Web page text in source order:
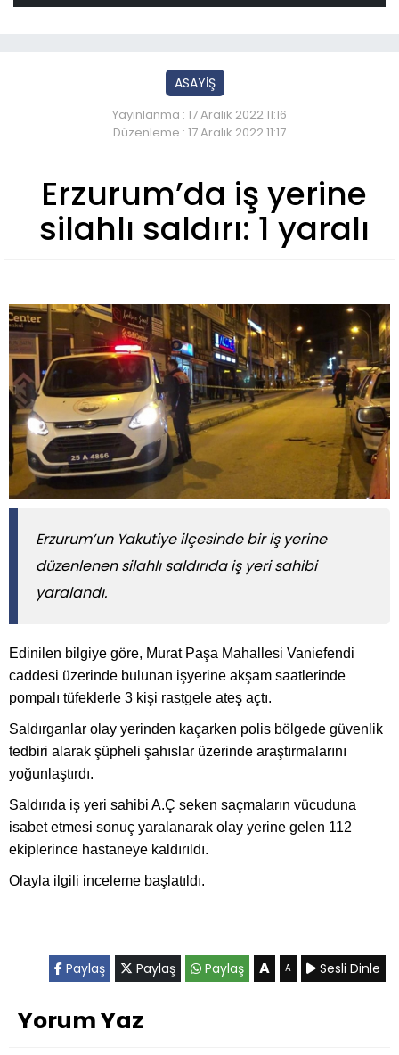
ASAYİŞ
Yayınlanma : 17 Aralık 2022 11:16
Düzenleme : 17 Aralık 2022 11:17
Erzurum’da iş yerine
silahlı saldırı: 1 yaralı
Erzurum’un Yakutiye ilçesinde bir iş yerine
düzenlenen silahlı saldırıda iş yeri sahibi
yaralandı.
Edinilen bilgiye göre, Murat Paşa Mahallesi Vaniefendi
caddesi üzerinde bulunan işyerine akşam saatlerinde
pompalı tüfeklerle 3 kişi rastgele ateş açtı.
Saldırganlar olay yerinden kaçarken polis bölgede güvenlik
tedbiri alarak şüpheli şahıslar üzerinde araştırmalarını
yoğunlaştırdı.
Saldırıda iş yeri sahibi A.Ç seken saçmaların vücuduna
isabet etmesi sonuç yaralanarak olay yerine gelen 112
ekiplerince hastaneye kaldırıldı.
Olayla ilgili inceleme başlatıldı.
Paylaş Paylaş Paylaş A A Sesli Dinle
Yorum Yaz